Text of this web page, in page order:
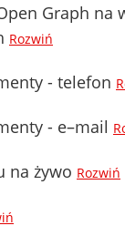
Graph na
Rozwiń
- telefon
- e–mail
na żywo Rozwiń